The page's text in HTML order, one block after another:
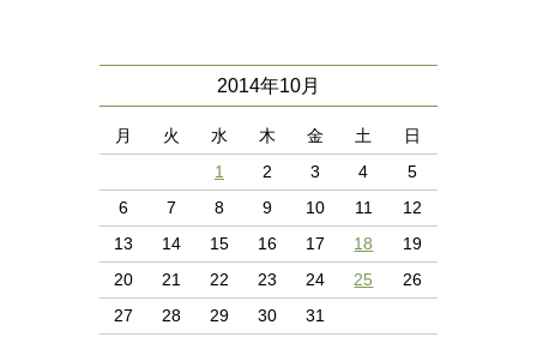
2014年10月
月 火 水 木 金 土 日
1 2 3 4
5
6
7 8 9 10 11
12
13
14 15 16 17 18
19
20
21 22 23 24 25
26
27
28 29 30 31